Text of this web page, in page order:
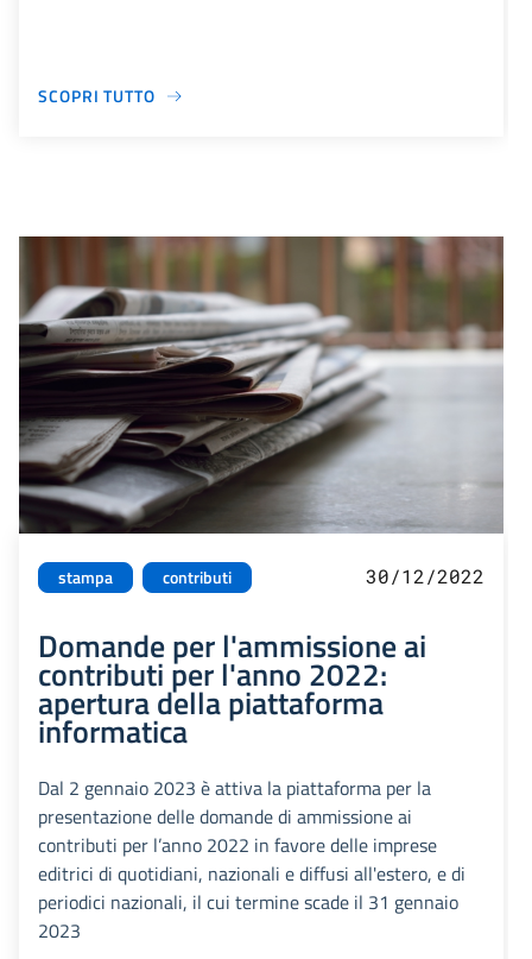
SCOPRI TUTTO
stampa contributi 30/12/2022
Domande per l'ammissione ai
contributi per l'anno 2022:
apertura della piattaforma
informatica
Dal 2 gennaio 2023 è attiva la piattaforma per la
presentazione delle domande di ammissione ai
contributi per l’anno 2022 in favore delle imprese
editrici di quotidiani, nazionali e diffusi all'estero, e di
periodici nazionali, il cui termine scade il 31 gennaio
2023